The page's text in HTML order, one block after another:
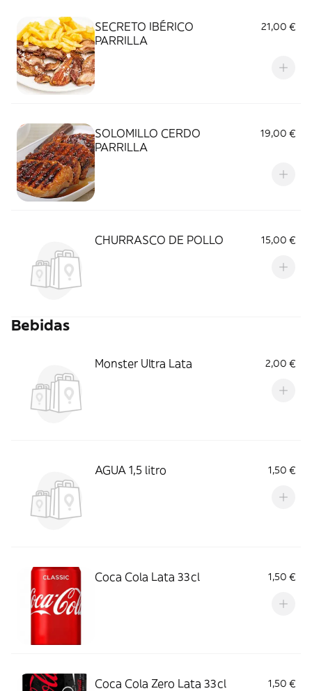
SECRETO IBÉRICO
PARRILLA
21,00 €
SOLOMILLO CERDO
PARRILLA
19,00 €
CHURRASCO DE POLLO 15,00 €
Bebidas
Monster Ultra Lata 2,00 €
AGUA 1,5 litro 1,50 €
Coca Cola Lata 33cl 1,50 €
Coca Cola Zero Lata 33cl 1,50 €